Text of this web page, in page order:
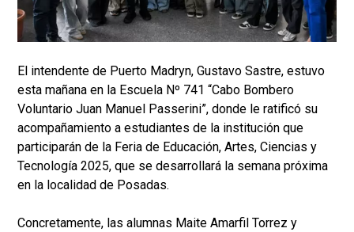
El intendente de Puerto Madryn, Gustavo Sastre, estuvo
esta mañana en la Escuela Nº 741 “Cabo Bombero
Voluntario Juan Manuel Passerini”, donde le ratificó su
acompañamiento a estudiantes de la institución que
participarán de la Feria de Educación, Artes, Ciencias y
Tecnología 2025, que se desarrollará la semana próxima
en la localidad de Posadas.
Concretamente, las alumnas Maite Amarfil Torrez y